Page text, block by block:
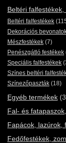
Beltéri
Beltéri falfestékek
Dekorációs
Mészfestékek (7)
Penészgátló festékek
Speciális falfestékek
Színes beltéri
Színezőpaszták (18)
Egyéb termékek
Fal- és
Fapácok, lazúrok,
Fedőfestékek,